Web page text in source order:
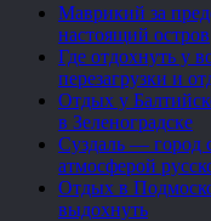
Маврикий за
настоящий остров
Где отдохнуть у
перезагрузки и
Отдых у
в Зеленоградске
Суздаль — город
атмосферой
Отдых в
выдохнуть